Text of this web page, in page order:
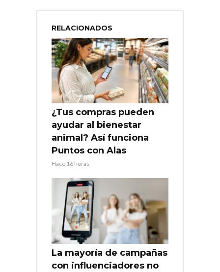
RELACIONADOS
¿Tus compras pueden
ayudar al bienestar
animal? Así funciona
Puntos con Alas
Hace 16 horas
La mayoría de campañas
con influenciadores no